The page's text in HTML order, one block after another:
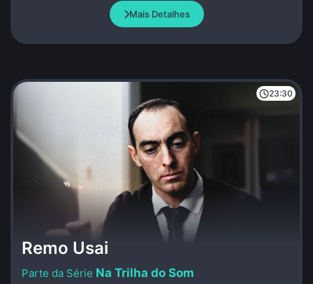
Mais Detalhes
23:30
Remo Usai
Na Trilha do Som